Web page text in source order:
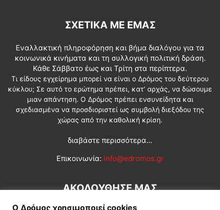
ΣΧΕΤΙΚΆ ΜΕ ΕΜΆΣ
Εναλλακτική πληροφόρηση και βήμα διαλόγου για τα
κοινωνικά κινήματα και τη συλλογική πολιτική δράση.
Κάθε Σάββατο έως και Τρίτη στα περίπτερα.
Τι είδους εγχείρημα μπορεί να είναι ο Δρόμος του δεύτερου
κύκλου; Σε αυτό το ερώτημα πρέπει, κατ’ αρχάς, να δώσουμε
μιαν απάντηση. Ο Δρόμος πρέπει ενσυνείδητα και
σχεδιασμένα να προσδιοριστεί ως συμβολή διεξόδου της
χώρας από την καθολική κρίση.
διαβάστε περισσότερα...
Επικοινωνία: info@edromos.gr
ΑΚΟΛΟΥΘΗΣΕ ΜΑΣ
Ο Δρόμος χρησιμοποιεί cookies